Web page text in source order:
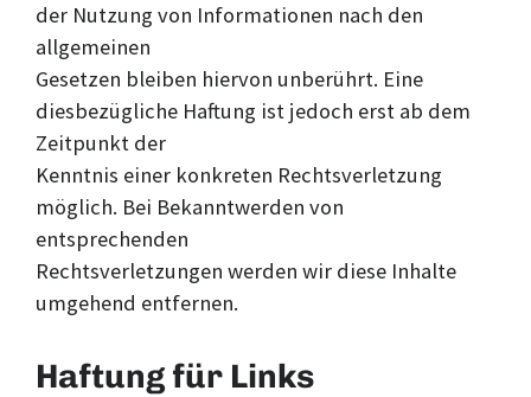
der Nutzung von Informationen nach den
allgemeinen
Gesetzen bleiben hiervon unberührt. Eine
diesbezügliche Haftung ist jedoch erst ab dem
Zeitpunkt der
Kenntnis einer konkreten Rechtsverletzung
möglich. Bei Bekanntwerden von
entsprechenden
Rechtsverletzungen werden wir diese Inhalte
umgehend entfernen.
Haftung für Links